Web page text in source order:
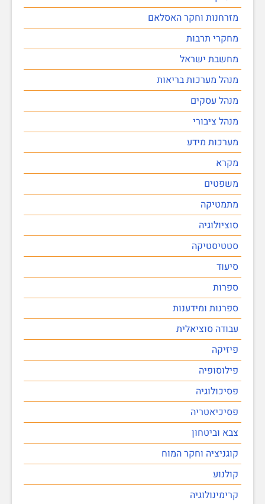
מזרחנות וחקר האסלאם
מחקרי תרבות
מחשבת ישראל
מנהל מערכות בריאות
מנהל עסקים
מנהל ציבורי
מערכות מידע
מקרא
משפטים
מתמטיקה
סוציולוגיה
סטטיסטיקה
סיעוד
ספרות
ספרנות ומידענות
עבודה סוציאלית
פיזיקה
פילוסופיה
פסיכולוגיה
פסיכיאטריה
צבא וביטחון
קוגניציה וחקר המוח
קולנוע
קרימינולוגיה